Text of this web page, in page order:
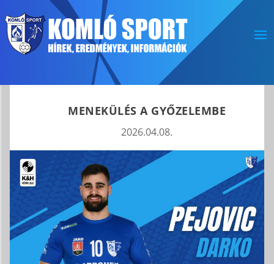
MENEKÜLÉS A GYŐZELEMBE
2026.04.08.